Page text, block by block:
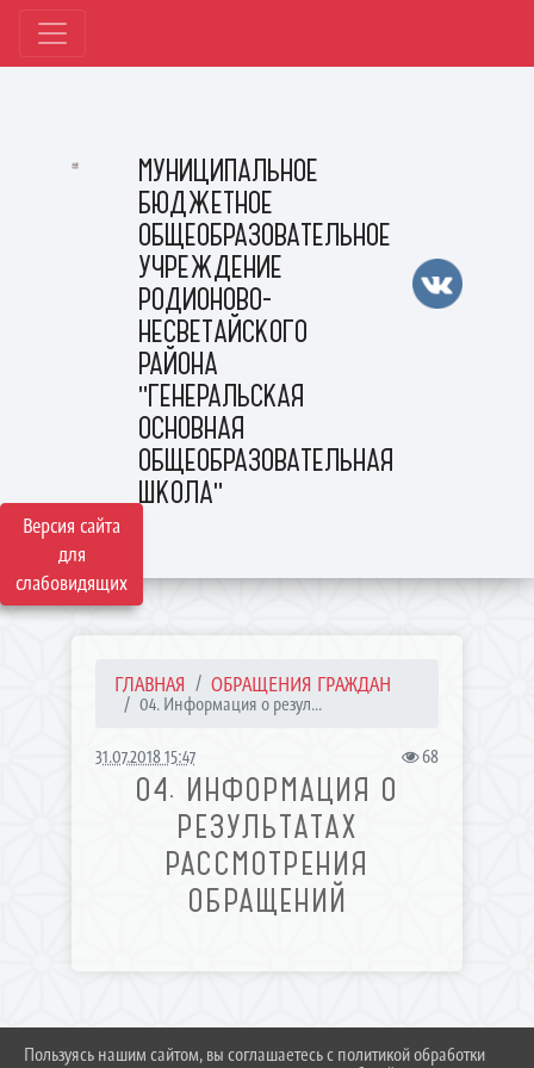
Версия сайта
для
слабовидящих
МУНИЦИПАЛЬНОЕ
БЮДЖЕТНОЕ
ОБЩЕОБРАЗОВАТЕЛЬНОЕ
УЧРЕЖДЕНИЕ
РОДИОНОВО-
НЕСВЕТАЙСКОГО
РАЙОНА
"ГЕНЕРАЛЬСКАЯ
ОСНОВНАЯ
ОБЩЕОБРАЗОВАТЕЛЬНАЯ
ШКОЛА"
ГЛАВНАЯ ОБРАЩЕНИЯ ГРАЖДАН
04. Информация о резул...
31.07.2018 15:47 68
04. ИНФОРМАЦИЯ О
РЕЗУЛЬТАТАХ
РАССМОТРЕНИЯ
ОБРАЩЕНИЙ
Пользуясь нашим сайтом, вы соглашаетесь с политикой обработки